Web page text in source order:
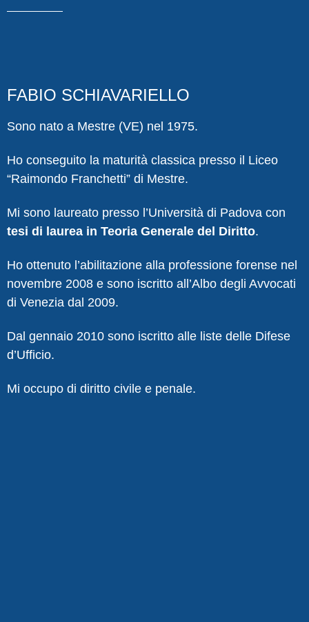
FABIO SCHIAVARIELLO
Sono nato a Mestre (VE) nel 1975.
Ho conseguito la maturità classica presso il Liceo
“Raimondo Franchetti” di Mestre.
Mi sono laureato presso l’Università di Padova con
tesi di laurea in Teoria Generale del Diritto.
Ho ottenuto l’abilitazione alla professione forense nel
novembre 2008 e sono iscritto all’Albo degli Avvocati
di Venezia dal 2009.
Dal gennaio 2010 sono iscritto alle liste delle Difese
d’Ufficio.
Mi occupo di diritto civile e penale.